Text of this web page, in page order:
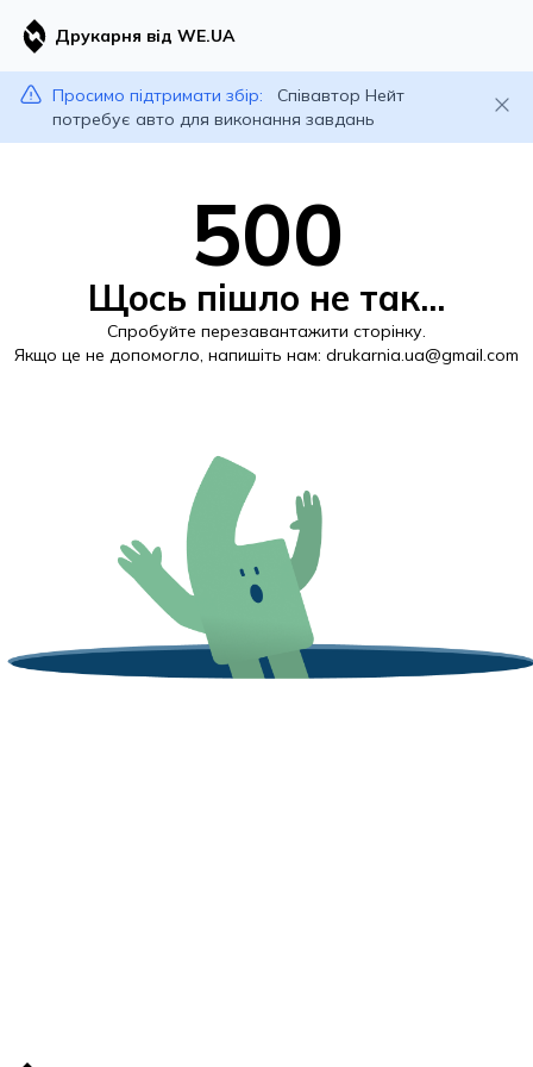
Друкарня від WE.UA
Просимо підтримати збір:
Співавтор Нейт
потребує авто для виконання завдань
500
Щось пішло не так...
Спробуйте перезавантажити сторінку.
Якщо це не допомогло, напишіть нам: drukarnia.ua@gmail.com